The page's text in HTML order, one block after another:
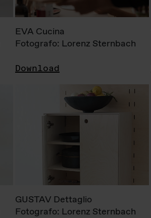
EVA Cucina
Fotografo: Lorenz Sternbach
Download
GUSTAV Dettaglio
Fotografo: Lorenz Sternbach